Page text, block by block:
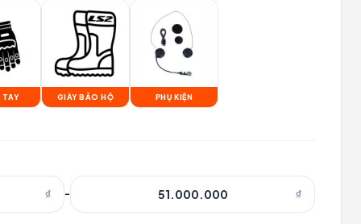
TAY GIÀY BẢO HỘ PHỤ KIỆN
₫ - ₫